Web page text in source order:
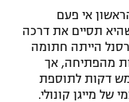
אי פעם
תסיים את דרכה
הייתה חתומה
מהפתיחה, אך
דקות לתוספת
מייגן קונולי.